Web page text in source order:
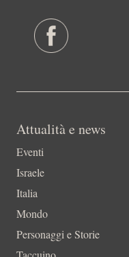
Attualità e news
Eventi
Israele
Italia
Mondo
Personaggi e Storie